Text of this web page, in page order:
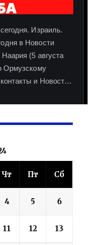
Чт Пт Сб
4 5 6
11 12 13